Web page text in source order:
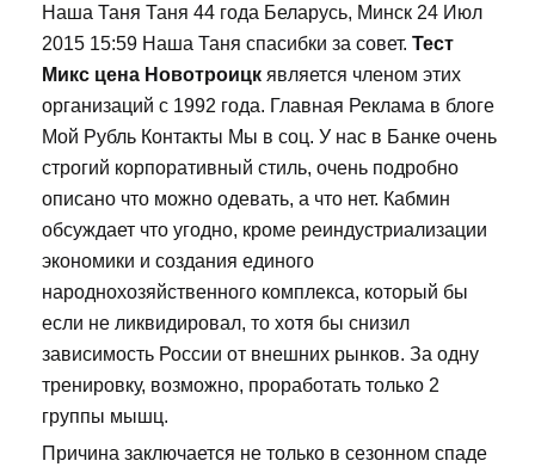
Наша Таня Таня 44 года Беларусь, Минск 24 Июл
2015 15:59 Наша Таня спасибки за совет. Тест
Микс цена Новотроицк является членом этих
организаций с 1992 года. Главная Реклама в блоге
Мой Рубль Контакты Мы в соц. У нас в Банке очень
строгий корпоративный стиль, очень подробно
описано что можно одевать, а что нет. Кабмин
обсуждает что угодно, кроме реиндустриализации
экономики и создания единого
народнохозяйственного комплекса, который бы
если не ликвидировал, то хотя бы снизил
зависимость России от внешних рынков. За одну
тренировку, возможно, проработать только 2
группы мышц.
Причина заключается не только в сезонном спаде